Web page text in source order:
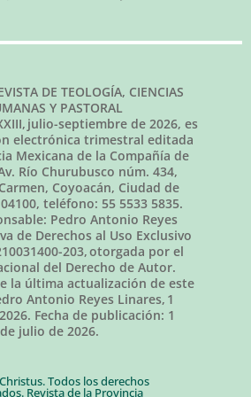
DE TEOLOGÍA, CIENCIAS
Y PASTORAL
julio-septiembre de 2026, es
electrónica trimestral editada
Mexicana de la Compañía de
Río Churubusco núm. 434,
Coyoacán, Ciudad de
teléfono: 55 5533 5835.
Pedro Antonio Reyes
de Derechos al Uso Exclusivo
203, otorgada por el
del Derecho de Autor.
la última actualización de este
Antonio Reyes Linares, 1
. Fecha de publicación: 1
de julio de 2026.
Todos los derechos
Revista de la Provincia